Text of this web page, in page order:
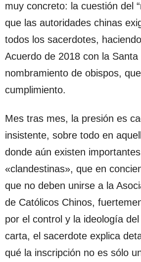
muy concreto: la cuestión del
que las autoridades chinas
todos los sacerdotes,
Acuerdo de 2018 con la Santa
nombramiento de obispos,
cumplimiento.
Mes tras mes, la presión es
insistente, sobre todo en
donde aún existen
«clandestinas», que en
que no deben unirse a la
de Católicos Chinos,
por el control y la ideología
carta, el sacerdote explica
qué la inscripción no es sólo